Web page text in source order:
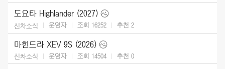
도요타 Highlander (2027)
신차소식 운영자 조회 16252 추천 2
마힌드라 XEV 9S (2026)
신차소식 운영자 조회 14504 추천 0